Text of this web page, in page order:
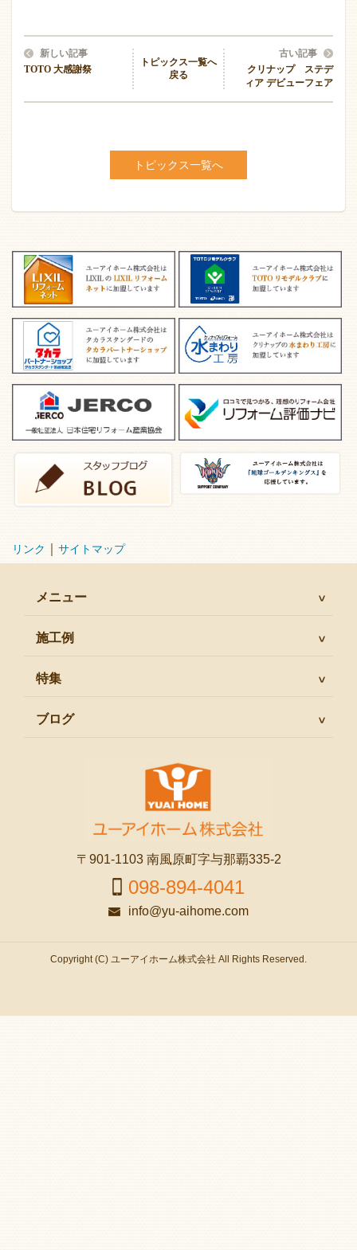
新しい記事
TOTO 大感謝祭
トピックス一覧へ
戻る
古い記事
クリナップ ステデ
ィア デビューフェア
トピックス一覧へ
リンク サイトマップ
〒901-1103 南風原町字与那覇335-2
098-894-4041
info@yu-aihome.com
メニュー
施工例
特集
ブログ
Copyright (C) ユーアイホーム株式会社 All Rights Reserved.